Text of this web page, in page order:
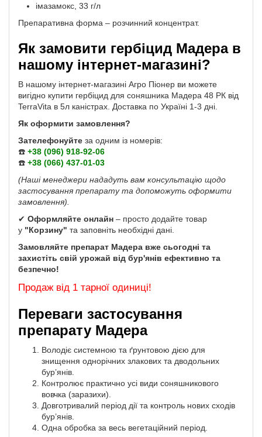
імазамокс, 33 г/л
Препаративна форма – розчинний концентрат.
Як замовити гербіцид Мадера в
нашому інтернет-магазині?
В нашому інтернет-магазині Агро Піонер ви можете
вигідно купити гербіцид для соняшника Мадера 48 РК від
TerraVita в 5л каністрах. Доставка по Україні 1-3 дні.
Як оформити замовлення?
Зателефонуйте за одним із номерів:
☎️ +38 (096) 918-92-06
☎️ +38 (066) 437-01-03
(Наші менеджери нададуть вам консультацію щодо
застосування препарату та допоможуть оформити
замовлення).
✔ Оформляйте онлайн – просто додайте товар
у "Корзину" та заповніть необхідні дані.
Замовляйте препарат Мадера вже сьогодні та
захистіть свій урожай від бур'янів ефективно та
безпечно!
Продаж від 1 тарної одиниці!
Переваги застосування
препарату Мадера
Володіє системною та ґрунтовою дією для
знищення однорічних злакових та дводольних
бур’янів.
Контролює практично усі види соняшникового
вовчка (заразихи).
Довготривалий період дії та контроль нових сходів
бур’янів.
Одна обробка за весь вегетаційний період.